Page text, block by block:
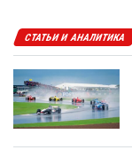
СТАТЬИ И АНАЛИТИКА